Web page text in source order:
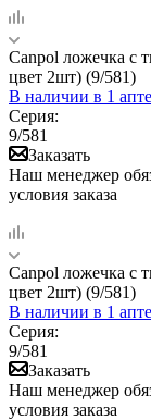
Canpol ложечка с
цвет 2шт) (9/581)
В наличии в 1
Серия:
9/581
Заказать
Наш менеджер
условия заказа
Canpol ложечка с
цвет 2шт) (9/581)
В наличии в 1
Серия:
9/581
Заказать
Наш менеджер
условия заказа